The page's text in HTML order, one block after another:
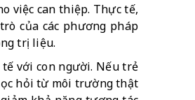
việc can thiệp. Thực tế,
của các phương pháp
trị liệu.
với con người. Nếu trẻ
hỏi từ môi trường thật